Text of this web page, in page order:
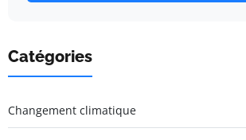
Catégories
Changement climatique